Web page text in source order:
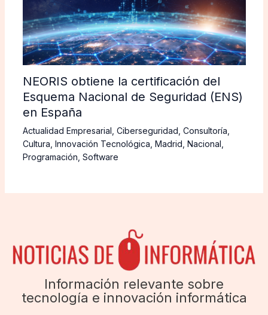
NEORIS obtiene la certificación del
Esquema Nacional de Seguridad (ENS)
en España
Actualidad Empresarial Ciberseguridad Consultoría
Cultura Innovación Tecnológica Madrid Nacional
Programación Software
Información relevante sobre
tecnología e innovación informática